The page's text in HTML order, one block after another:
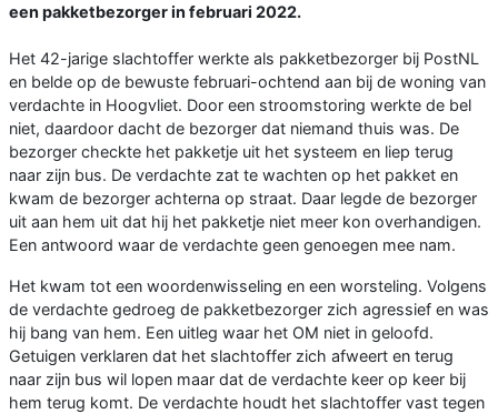
een pakketbezorger in februari 2022.
Het 42-jarige slachtoffer werkte als pakketbezorger bij PostNL
en belde op de bewuste februari-ochtend aan bij de woning van
verdachte in Hoogvliet. Door een stroomstoring werkte de bel
niet, daardoor dacht de bezorger dat niemand thuis was. De
bezorger checkte het pakketje uit het systeem en liep terug
naar zijn bus. De verdachte zat te wachten op het pakket en
kwam de bezorger achterna op straat. Daar legde de bezorger
uit aan hem uit dat hij het pakketje niet meer kon overhandigen.
Een antwoord waar de verdachte geen genoegen mee nam.
Het kwam tot een woordenwisseling en een worsteling. Volgens
de verdachte gedroeg de pakketbezorger zich agressief en was
hij bang van hem. Een uitleg waar het OM niet in geloofd.
Getuigen verklaren dat het slachtoffer zich afweert en terug
naar zijn bus wil lopen maar dat de verdachte keer op keer bij
hem terug komt. De verdachte houdt het slachtoffer vast tegen